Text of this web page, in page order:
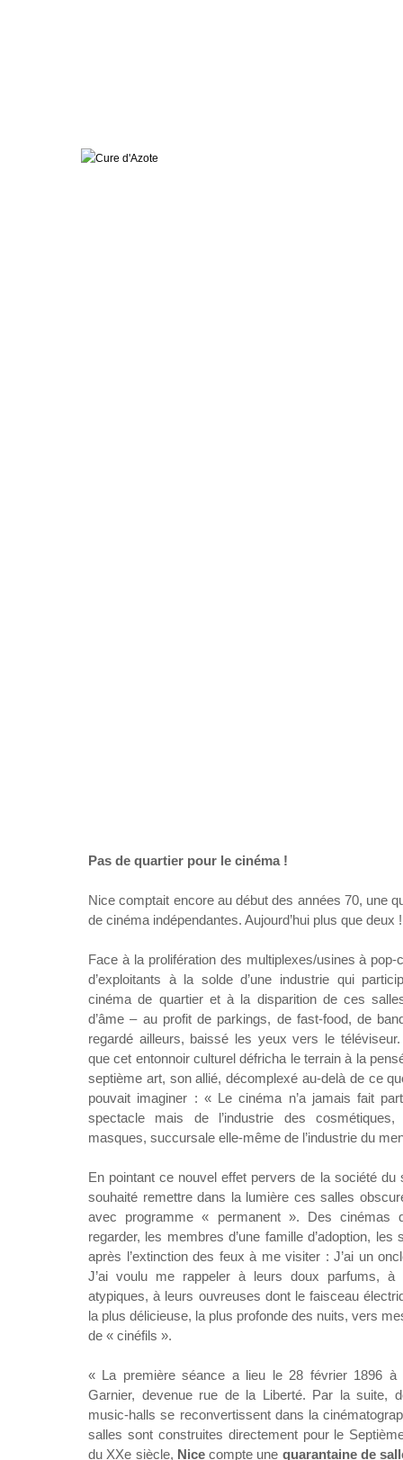
Pas de quartier pour le cinéma !
Nice comptait encore au début des années 70, une
de cinéma indépendantes. Aujourd’hui plus que deux !
Face à la prolifération des multiplexes/usines à pop-
d’exploitants à la solde d’une industrie qui
cinéma de quartier et à la disparition de ces
d’âme – au profit de parkings, de fast-food, de
regardé ailleurs, baissé les yeux vers le
que cet entonnoir culturel défricha le terrain à la
septième art, son allié, décomplexé au-delà de ce
pouvait imaginer : « Le cinéma n’a jamais fait
spectacle mais de l’industrie des cosmétiques,
masques, succursale elle-même de l’industrie du
En pointant ce nouvel effet pervers de la société du
souhaité remettre dans la lumière ces salles
avec programme « permanent ». Des
regarder, les membres d’une famille d’adoption, les
après l’extinction des feux à me visiter : J’ai un
J’ai voulu me rappeler à leurs doux parfums, à
atypiques, à leurs ouvreuses dont le faisceau
la plus délicieuse, la plus profonde des nuits, vers
de « cinéfils ».
« La première séance a lieu le 28 février 1896 à
Garnier, devenue rue de la Liberté. Par la suite,
music-halls se reconvertissent dans la
salles sont construites directement pour le
du XXe siècle, Nicecompte une quarantaine de